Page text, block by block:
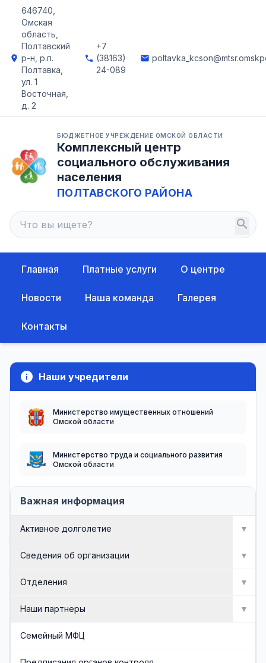
location_on
646740,
Омская
область,
Полтавский
р-н, р.п.
Полтавка,
ул. 1
Восточная,
д. 2
phone
+7
(38163)
24-089
email
БЮДЖЕТНОЕ УЧРЕЖДЕНИЕ ОМСКОЙ ОБЛАСТИ
Комплексный центр
социального обслуживания
населения
ПОЛТАВСКОГО РАЙОНА
search
Главная Платные услуги О центре
Новости Наша команда Галерея
Контакты
info Наши учредители
Министерство имущественных отношений
Омской области
Министерство труда и социального развития
Омской области
Важная информация
Активное долголетие ▼
Мероприятия
Активное долголетие
Сведения об организации ▼
Об организации
Сведения об организации
Доска почета
Документы
Отделения ▼
Отделение социальной реабилитации инвалидов
Отделение профилактики безнадзорности и
Наши партнеры ▼
Попечительский совет
Общественные организации
Семейный МФЦ